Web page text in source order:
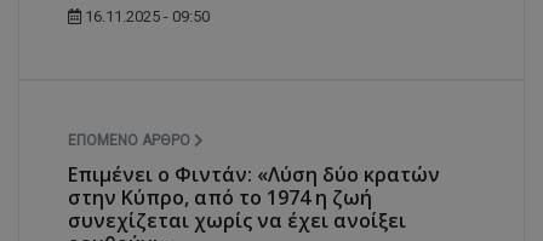
16.11.2025 - 09:50
ΕΠΌΜΕΝΟ ΆΡΘΡΟ
Επιμένει ο Φιντάν: «Λύση δύο κρατών
στην Κύπρο, από το 1974 η ζωή
συνεχίζεται χωρίς να έχει ανοίξει